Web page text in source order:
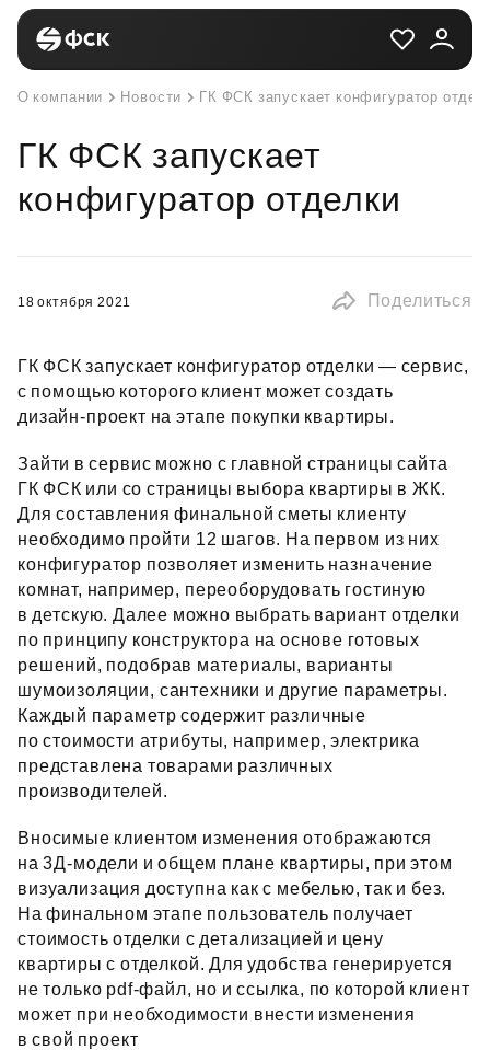
О компании Новости ГК ФСК запускает конфигуратор
ГК ФСК запускает
конфигуратор отделки
18 октября 2021 Поделиться
ГК ФСК запускает конфигуратор отделки — сервис,
с помощью которого клиент может создать
дизайн‑проект на этапе покупки квартиры.
Зайти в сервис можно с главной страницы сайта
ГК ФСК или со страницы выбора квартиры в ЖК.
Для составления финальной сметы клиенту
необходимо пройти 12 шагов. На первом из них
конфигуратор позволяет изменить назначение
комнат, например, переоборудовать гостиную
в детскую. Далее можно выбрать вариант отделки
по принципу конструктора на основе готовых
решений, подобрав материалы, варианты
шумоизоляции, сантехники и другие параметры.
Каждый параметр содержит различные
по стоимости атрибуты, например, электрика
представлена товарами различных
производителей.
Вносимые клиентом изменения отображаются
на 3Д‑модели и общем плане квартиры, при этом
визуализация доступна как с мебелью, так и без.
На финальном этапе пользователь получает
стоимость отделки с детализацией и цену
квартиры с отделкой. Для удобства генерируется
не только pdf‑файл, но и ссылка, по которой клиент
может при необходимости внести изменения
в свой проект